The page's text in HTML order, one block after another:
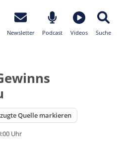
Newsletter Podcast Videos Suche
Quelle markieren
Uhr